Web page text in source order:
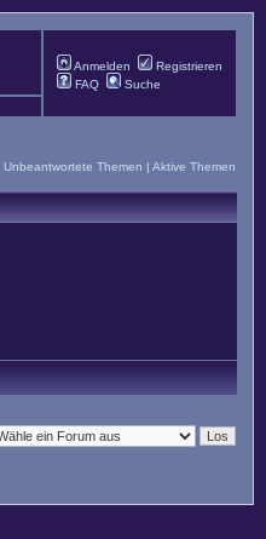
Anmelden
Registrieren
FAQ
Suche
Unbeantwortete Themen | Aktive Themen